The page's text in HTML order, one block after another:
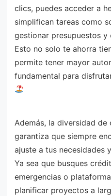
clics, puedes acceder a
simplifican tareas como
gestionar presupuestos
Esto no solo te ahorra
permite tener mayor
fundamental para
Además, la diversidad
garantiza que siempre
ajuste a tus necesidades
Ya sea que busques
emergencias o
planificar proyectos a